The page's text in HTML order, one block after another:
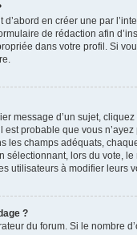
en créer une par
de rédaction afin
dans votre profil. Si
message d’un sujet,
probable que vous
les champs adéquats,
sélectionnant, lors du vote,
utilisateurs à modifier leurs
?
du forum. Si le nombre